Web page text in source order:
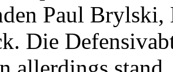
Paul Brylski,
Die